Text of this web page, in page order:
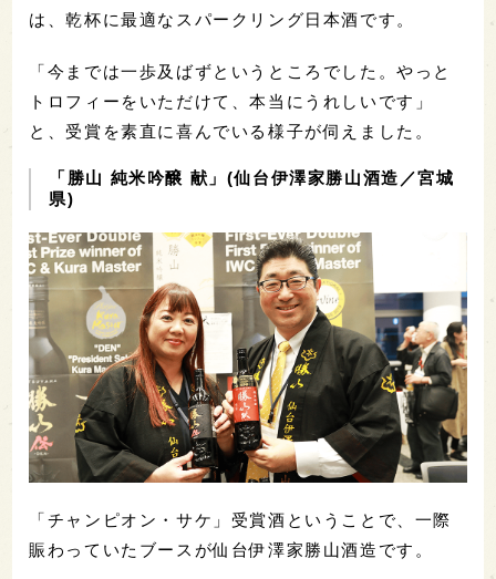
は、乾杯に最適なスパークリング日本酒です。
「今までは一歩及ばずというところでした。やっと
トロフィーをいただけて、本当にうれしいです」
と、受賞を素直に喜んでいる様子が伺えました。
「勝山 純米吟醸 献」(仙台伊澤家勝山酒造／宮城
県)
「チャンピオン・サケ」受賞酒ということで、一際
賑わっていたブースが仙台伊澤家勝山酒造です。